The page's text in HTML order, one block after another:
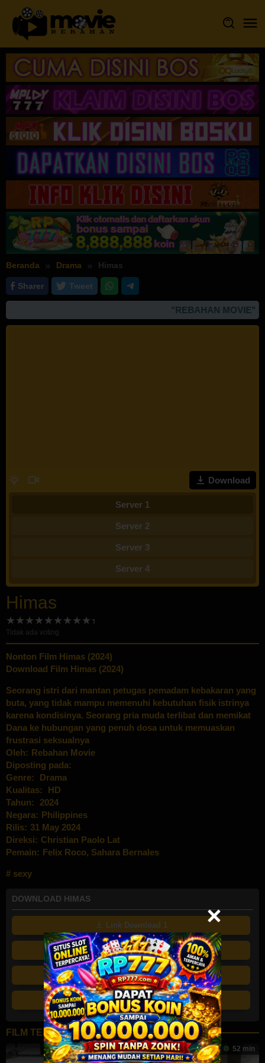
Loncat
konten
Beranda Drama Himas
Sharer Tweet
"REBAHAN MOVIE"
Download
Server 1
Server 2
Server 3
Server 4
Himas
Tidak ada voting
Nonton Film Himas (2024)
Download Film Himas (2024)
Seorang istri dari mantan petugas pemadam kebakaran yang
buta, yang tidak mampu memenuhi kebutuhan fisik istrinya
karena kondisinya. Seorang pria muda terlibat dan memikat
Dana ke hubungan yang penuh dosa untuk memuaskan
frustrasi seksualnya
Oleh: Rebahan Movie
Diposting pada:
Genre:
Drama
Kualitas:
HD
Tahun:
2024
Negara: Philippines
Rilis: 31 May 2024
Direksi: Christian Paolo Lat
Pemain: Felix Roco, Sahara Bernales
sexy
DOWNLOAD HIMAS
Link Download 1
Link Download 2
Link Download 3
Link Download 4
FILM TERKAIT
104 min 2 65 min 52 min